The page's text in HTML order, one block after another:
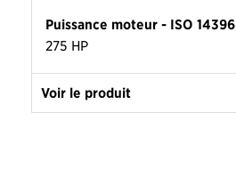
Puissance moteur - ISO 14396
275 HP
Voir le produit